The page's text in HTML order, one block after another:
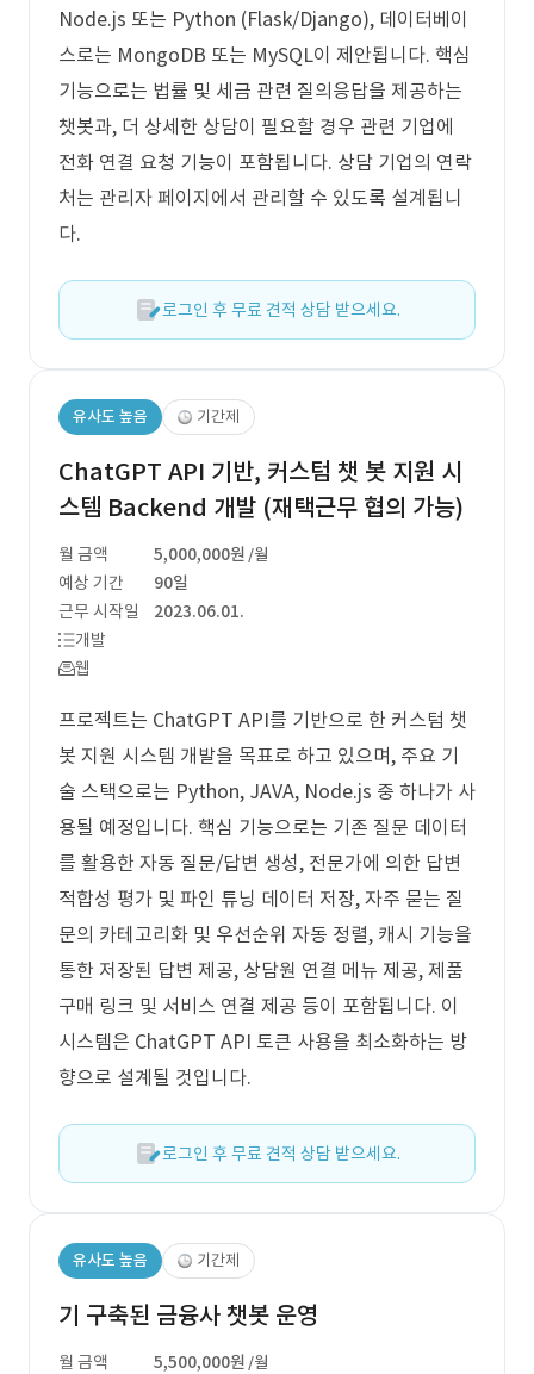
Node.js 또는 Python (Flask/Django), 데이터베이
스로는 MongoDB 또는 MySQL이 제안됩니다. 핵심
기능으로는 법률 및 세금 관련 질의응답을 제공하는
챗봇과, 더 상세한 상담이 필요할 경우 관련 기업에
전화 연결 요청 기능이 포함됩니다. 상담 기업의 연락
처는 관리자 페이지에서 관리할 수 있도록 설계됩니
다.
로그인 후 무료 견적 상담 받으세요.
유사도 높음 기간제
ChatGPT API 기반, 커스텀 챗 봇 지원 시
스템 Backend 개발 (재택근무 협의 가능)
월 금액 5,000,000원 /월
예상 기간
90일
근무 시작일
2023.06.01.
개발
웹
프로젝트는 ChatGPT API를 기반으로 한 커스텀 챗
봇 지원 시스템 개발을 목표로 하고 있으며, 주요 기
술 스택으로는 Python, JAVA, Node.js 중 하나가 사
용될 예정입니다. 핵심 기능으로는 기존 질문 데이터
를 활용한 자동 질문/답변 생성, 전문가에 의한 답변
적합성 평가 및 파인 튜닝 데이터 저장, 자주 묻는 질
문의 카테고리화 및 우선순위 자동 정렬, 캐시 기능을
통한 저장된 답변 제공, 상담원 연결 메뉴 제공, 제품
구매 링크 및 서비스 연결 제공 등이 포함됩니다. 이
시스템은 ChatGPT API 토큰 사용을 최소화하는 방
향으로 설계될 것입니다.
로그인 후 무료 견적 상담 받으세요.
유사도 높음 기간제
기 구축된 금융사 챗봇 운영
월 금액 5,500,000원 /월